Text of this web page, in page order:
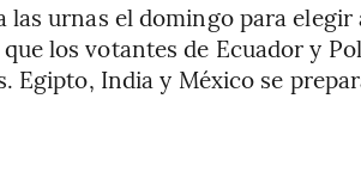
las urnas el domingo para
los votantes de Ecuador y
Egipto, India y México se